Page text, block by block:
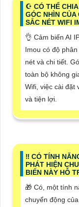
☪ CÓ THỂ
GÓC NHÌN CỦA
SẮC NÉT WIFI
👌 Cảm biến AI
Imou có độ
nét và chi tiết.
toàn bộ không
Wifi, việc cài đặt
và tiện lợi.
‼️ CÓ TÍNH
PHÁT HIỆN
BIẾN NÀY HỖ
🎁 Có, một tính
chuyển động